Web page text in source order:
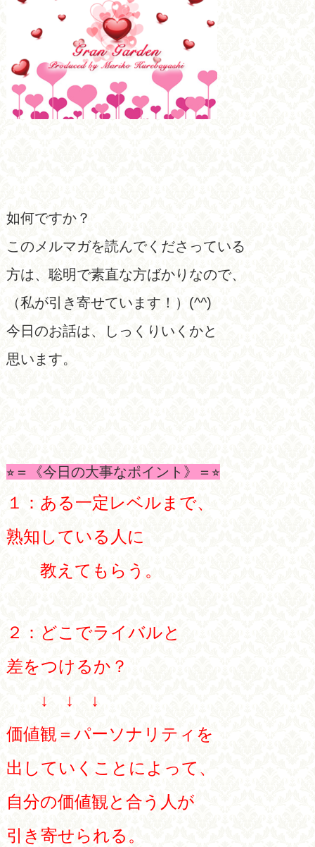
如何ですか？
このメルマガを読んでくださっている
方は、聡明で素直な方ばかりなので、
（私が引き寄せています！）(^^)
今日のお話は、しっくりいくかと
思います。
⭐︎＝《今日の大事なポイント》＝⭐︎
１：ある一定レベルまで、
熟知している人に
教えてもらう。
２：どこでライバルと
差をつけるか？
↓ ↓ ↓
価値観＝パーソナリティを
出していくことによって、
自分の価値観と合う人が
引き寄せられる。